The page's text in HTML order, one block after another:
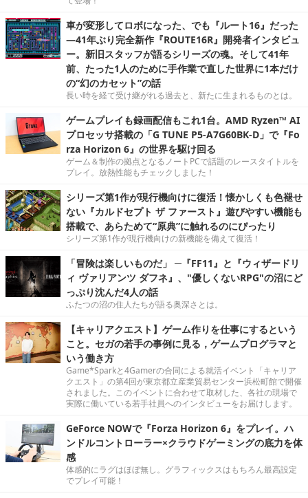
車が変形してロボになった、でも『ルート16』だった
―41年ぶり完全新作『ROUTE16R』開発者インタビュ
ー。新旧スタッフが語るシリーズの魂。そして41年
前、たった1人のために手作業で直した世界に1本だけ
の“幻のカセット”の話
長い時を経て受け継がれる過去と、新たに生まれるものとは。
ゲームプレイも録画配信もこれ1台。AMD Ryzen™ AI
プロセッサ搭載の「G TUNE P5-A7G60BK-D」で『Fo
rza Horizon 6』の世界を駆け回る
ゲーム＆制作の拠点となるノートPCで話題のレースタイトルを
プレイ。放熱性能もチェックしました！
シリーズ第1作が現行機向けに復活！懐かしくも色褪せ
ない『カルドセプト ザ ファースト』遊びやすい機能も
搭載で、あらためて“原典”に触れるのにぴったり
シリーズ第1作が現行機向けの新機能を備えて復活！
「冒険は楽しいものだ」 ─『FF11』と『ウィザードリ
ィ ヴァリアンツ ダフネ』、"優しくないRPG"の沼にど
っぷり沈んだ4人の話
ふたつの沼の住人たちが語る奥深さとは。
【キャリアクエスト】ゲーム作りを仕事にするという
こと。セガの若手の事例に見る，ゲームプログラマと
いう働き方
Game*Sparkと4Gamerの合同による就活イベント「キャリア
クエスト」の第4回が東京都立産業貿易センター浜松町館で開催
されました。このイベントに合わせて取材した、各社の現場で
実際に働いている若手社員へのインタビューをお届けします。
GeForce NOWで『Forza Horizon 6』をプレイ。ハ
ンドルコントローラー×クラウドゲーミングの底力を体
感
体感的にラグはほぼ無し。グラフィックスはもちろん最高設定
でプレイ可能！